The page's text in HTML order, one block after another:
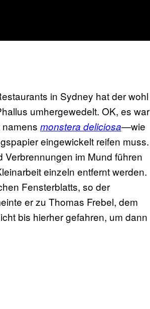
in Sydney hat der wohl
umhergewedelt. OK, es war
monstera deliciosa—wie
eingewickelt reifen muss.
im Mund führen
einzeln entfernt werden.
Fensterblatts, so der
er zu Thomas Frebel, dem
bis hierher gefahren, um dann